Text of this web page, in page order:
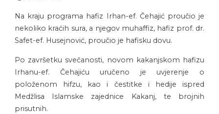
Na kraju programa hafiz Irhan-ef. Čehajić proučio je
nekoliko kraćih sura, a njegov muhaffiz, hafiz prof. dr.
Safet-ef. Husejnović, proučio je hafisku dovu.
Po završetku svečanosti, novom kakanjskom hafizu
Irhanu-ef. Čehajiću uručeno je uvjerenje o
položenom hifzu, kao i čestitke i hedije ispred
Medžlisa Islamske zajednice Kakanj, te brojnih
prisutnih.